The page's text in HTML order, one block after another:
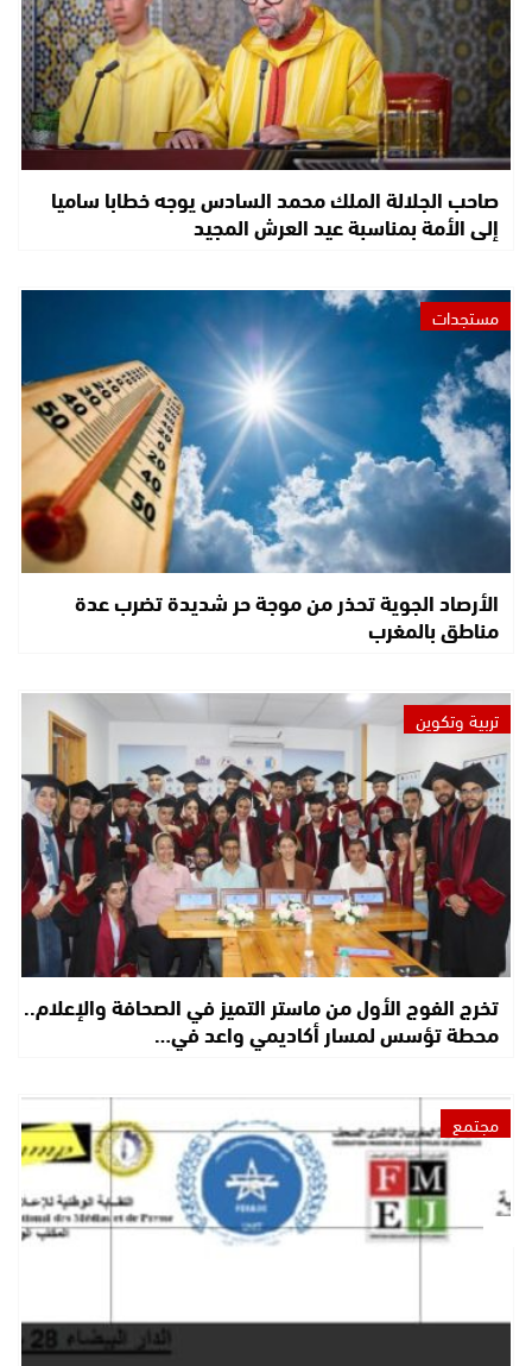
صاحب الجلالة الملك محمد السادس يوجه خطابا ساميا
إلى الأمة بمناسبة عيد العرش المجيد
مستجدات
الأرصاد الجوية تحذر من موجة حر شديدة تضرب عدة
مناطق بالمغرب
تربية وتكوين
تخرج الفوج الأول من ماستر التميز في الصحافة والإعلام..
محطة تؤسس لمسار أكاديمي واعد في…
مجتمع